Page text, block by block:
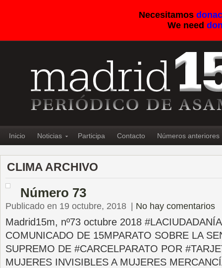
Necesitamos
We need
Inicio Noticias Participa Contacto Números anteriores
CLIMA ARCHIVO
Número 73
Publicado en 19 octubre, 2018 No hay comentarios
Madrid15m, nº73 octubre 2018
COMUNICADO DE 15MPARATO SOBRE LA
SUPREMO DE #CARCELPARATO POR
MUJERES INVISIBLES A MUJERES